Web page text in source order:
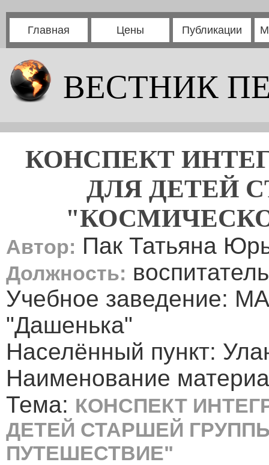
Главная Цены Публикации
ВЕСТНИК
КОНСПЕКТ
ДЛЯ ДЕТЕЙ
Автор: Пак Татьяна
Должность: воспитатель
Учебное заведение:
"Дашенька"
Населённый пункт:
Наименование
Тема: КОНСПЕКТ
ДЕТЕЙ СТАРШЕЙ
ПУТЕШЕСТВИЕ"